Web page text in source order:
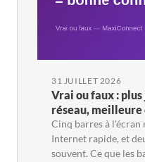
31 JUILLET 2026
Vrai ou faux :
réseau, meilleure
Cinq barres à l'écran
Internet rapide, et
souvent. Ce que les